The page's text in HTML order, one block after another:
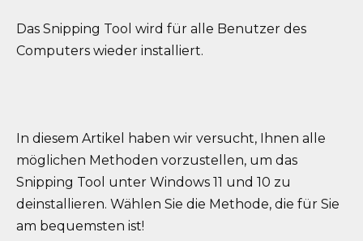
Das Snipping Tool wird für alle Benutzer des
Computers wieder installiert.
In diesem Artikel haben wir versucht, Ihnen alle
möglichen Methoden vorzustellen, um das
Snipping Tool unter Windows 11 und 10 zu
deinstallieren. Wählen Sie die Methode, die für Sie
am bequemsten ist!